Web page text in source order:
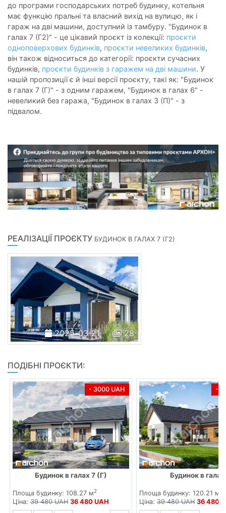
до програми господарських потреб будинку, котельня
має функцію пральні та власний вихід на вулицю, як і
гараж на дві машини, доступний із тамбуру. "Будинок в
галах 7 (Г2)" - це цікавий проєкт із колекції: проєкти
одноповерхових будинків, проєкти невеликих будинків,
він також відноситься до категорії: проєкти сучасних
будинків, проєкти будинків з гаражем на дві машини. У
нашій пропозиції є й інші версії проєкту, такі як: "Будинок
в галах 7 (Г)" - з одним гаражем, "Будинок в галах 6" -
невеликий без гаража, "Будинок в галах 3 (П)" - з
підвалом.
РЕАЛІЗАЦІЇ ПРОЄКТУ БУДИНОК В ГАЛАХ 7 (Г2)
2025-03-21 28
ПОДІБНІ ПРОЄКТИ:
- 3000 UAH
Будинок в галах 7 (Г)
Площа будинку: 108.27 м2
Ціна: 39 480 UAH 36 480 UAH
-
Будинок в галах
Площа будинку: 120.21 м
Ціна:39 480 UAH 36 480